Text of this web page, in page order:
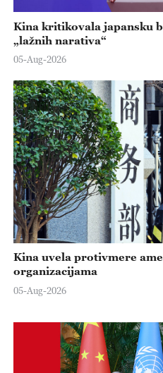
Kina kritikovala japansku
„lažnih narativa“
05-Aug-2026
Kina uvela protivmere
organizacijama
05-Aug-2026